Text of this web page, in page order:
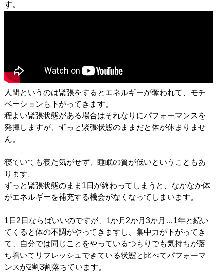
す。
人間というのは緊張をするとエネルギーが奪われて、モチ
ベーションも下がってきます。
程よい緊張状態がある場合はそれなりにパフォーマンスを
発揮しますが、ずっと緊張状態のままだと体が休まりませ
ん。
寝ていても寝た気がせず、睡眠の質が低いということもあ
ります。
ずっと緊張状態のまま1日が終わってしまうと、なかなか体
がエネルギーを補充する機会がなくなってしまいます。
1日2日ならばいいのですが、1か月2か月3か月…1年と続い
てくると体の不調がやってきますし、集中力が下がってき
て、自分では同じことをやっているつもりでも気持ちが落
ち着いてリフレッシュできている状態と比べてパフォーマ
ンスが2割3割落ちています。